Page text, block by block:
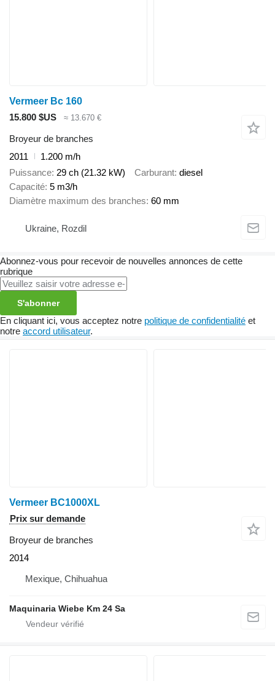
Vermeer Bc 160
15.800 $US
≈ 13.670 €
Broyeur de branches
2011
1.200 m/h
Puissance 29 ch (21.32 kW) Carburant diesel
Capacité 5 m3/h
Diamètre maximum des branches 60 mm
Ukraine, Rozdil
Abonnez-vous pour recevoir de nouvelles annonces de cette
rubrique
S'abonner
En cliquant ici, vous acceptez notre politique de confidentialité et
notre accord utilisateur.
Vermeer BC1000XL
Prix sur demande
Broyeur de branches
2014
Mexique, Chihuahua
Maquinaria Wiebe Km 24 Sa